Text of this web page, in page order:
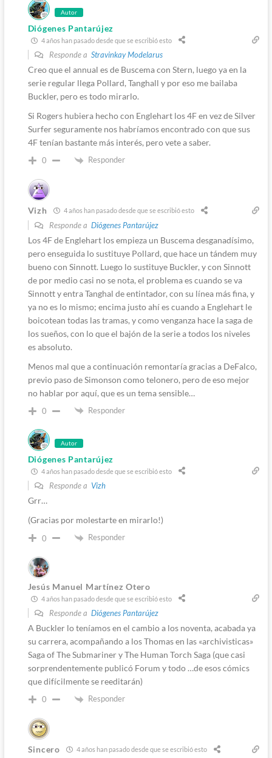
Autor
Diógenes Pantarújez
4 años han pasado desde que se escribió esto
Responde a Stravinkay Modelarus
Creo que el annual es de Buscema con Stern, luego ya en la
serie regular llega Pollard, Tanghall y por eso me bailaba
Buckler, pero es todo mirarlo.
Si Rogers hubiera hecho con Englehart los 4F en vez de Silver
Surfer seguramente nos habríamos encontrado con que sus
4F tenían bastante más interés, pero vete a saber.
0 Responder
Vizh 4 años han pasado desde que se escribió esto
Responde a Diógenes Pantarújez
Los 4F de Englehart los empieza un Buscema desganadísimo,
pero enseguida lo sustituye Pollard, que hace un tándem muy
bueno con Sinnott. Luego lo sustituye Buckler, y con Sinnott
de por medio casi no se nota, el problema es cuando se va
Sinnott y entra Tanghal de entintador, con su línea más fina, y
ya no es lo mismo; encima justo ahí es cuando a Englehart le
boicotean todas las tramas, y como venganza hace la saga de
los sueños, con lo que el bajón de la serie a todos los niveles
es absoluto.
Menos mal que a continuación remontaría gracias a DeFalco,
previo paso de Simonson como telonero, pero de eso mejor
no hablar por aquí, que es un tema sensible…
0 Responder
Autor
Diógenes Pantarújez
4 años han pasado desde que se escribió esto
Responde a Vizh
Grr…
(Gracias por molestarte en mirarlo!)
0 Responder
Jesús Manuel Martínez Otero
4 años han pasado desde que se escribió esto
Responde a Diógenes Pantarújez
A Buckler lo teníamos en el cambio a los noventa, acabada ya
su carrera, acompañando a los Thomas en las «archivisticas»
Saga of The Submariner y The Human Torch Saga (que casi
sorprendentemente publicó Forum y todo …de esos cómics
que difícilmente se reeditarán)
0 Responder
Sincero 4 años han pasado desde que se escribió esto